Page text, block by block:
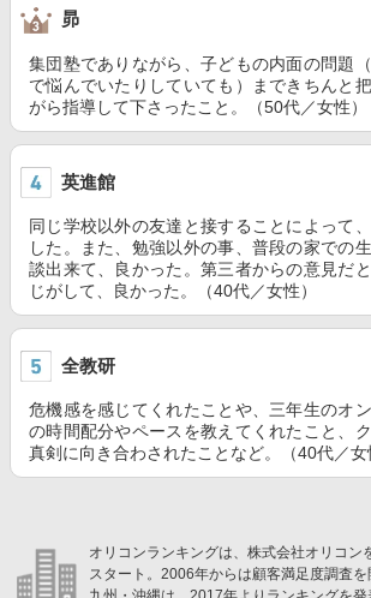
昴
集団塾でありながら、子どもの内面の問題
で悩んでいたりしていても）まできちんと
がら指導して下さったこと。（50代／女性）
英進館
同じ学校以外の友達と接することによって
した。また、勉強以外の事、普段の家での
談出来て、良かった。第三者からの意見だ
じがして、良かった。（40代／女性）
全教研
危機感を感じてくれたことや、三年生のオ
の時間配分やペースを教えてくれたこと、
真剣に向き合わされたことなど。（40代／女
オリコンランキングは、株式会社オリコン
スタート。2006年からは顧客満足度調査